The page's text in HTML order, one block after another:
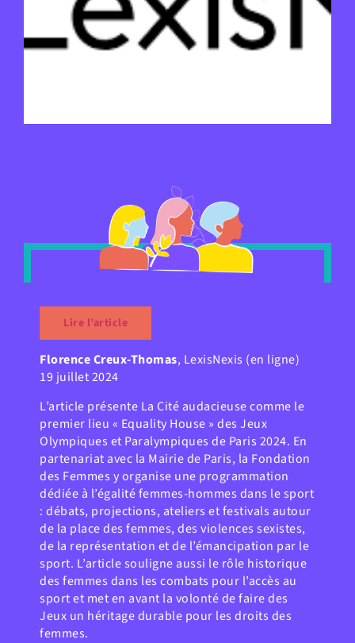
Lire l’article
Florence Creux-Thomas, LexisNexis (en ligne)
19 juillet 2024
L’article présente La Cité audacieuse comme le
premier lieu « Equality House » des Jeux
Olympiques et Paralympiques de Paris 2024. En
partenariat avec la Mairie de Paris, la Fondation
des Femmes y organise une programmation
dédiée à l’égalité femmes-hommes dans le sport
: débats, projections, ateliers et festivals autour
de la place des femmes, des violences sexistes,
de la représentation et de l’émancipation par le
sport. L’article souligne aussi le rôle historique
des femmes dans les combats pour l’accès au
sport et met en avant la volonté de faire des
Jeux un héritage durable pour les droits des
femmes.